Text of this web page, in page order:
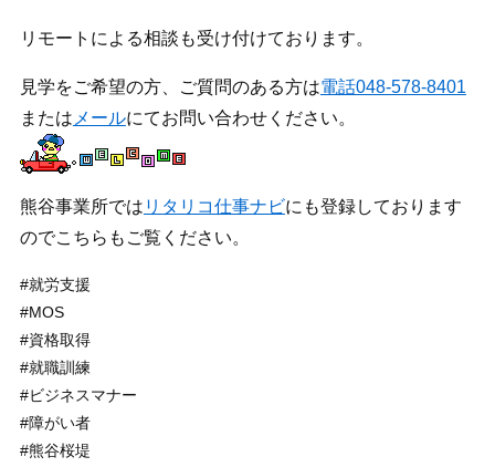
リモートによる相談も受け付けております。
見学をご希望の方、ご質問のある方は電話048-578-8401
または メールにてお問い合わせください。
熊谷事業所では リタリコ仕事ナビにも登録しております
のでこちらもご覧ください。
#就労支援
#MOS
#資格取得
#就職訓練
#ビジネスマナー
#障がい者
#熊谷桜堤